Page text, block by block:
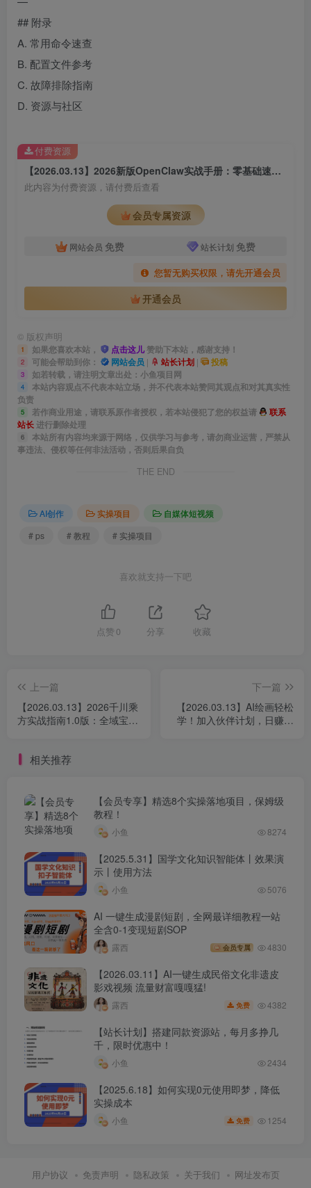
## 附录
A. 常用命令速查
B. 配置文件参考
C. 故障排除指南
D. 资源与社区
【2026.03.13】2026新版OpenClaw实战手册：零基础速成高手，本地安装与国内优化全攻略，解锁多样玩法一站式指南
此内容为付费资源，请付费后查看
会员专属资源
网站会员 免费 站长计划 免费
您暂无购买权限，请先开通会员
开通会员
付费资源
© 版权声明
1 如果您喜欢本站， 点击这儿赞助下本站，感谢支持！
2 可能会帮助到你： 网站会员 | 站长计划 | 投稿
3 如若转载，请注明文章出处：小鱼项目网
4
本站内容观点不代表本站立场，并不代表本站赞同其观点和对其真实性
负责
5 若作商业用途，请联系原作者授权，若本站侵犯了您的权益请
联系
站长进行删除处理
6
本站所有内容均来源于网络，仅供学习与参考，请勿商业运营，严禁从
事违法、侵权等任何非法活动，否则后果自负
THE END
AI创作 实操项目
自媒体短视频
# ps
# 教程 # 实操项目
喜欢就支持一下吧
点赞 0 分享 收藏
上一篇
【2026.03.13】2026千川乘
方实战指南1.0版：全域宝典
松撬动高回报
下一篇
【2026.03.13】AI绘画轻松
学！加入伙伴计划，日赚六
相关推荐
【会员专享】精选8个实操落地项目，保姆级
教程！
小鱼 8274
【2025.5.31】国学文化知识智能体丨效果演
示丨使用方法
小鱼 5076
AI 一键生成漫剧短剧，全网最详细教程一站
全含0-1变现短剧SOP
露西 会员专属 4830
【2026.03.11】AI一键生成民俗文化非遗皮
影戏视频 流量财富嘎嘎猛!
露西 免费 4382
【站长计划】搭建同款资源站，每月多挣几
千，限时优惠中！
小鱼 2434
【2025.6.18】如何实现0元使用即梦，降低
实操成本
小鱼 免费 1254
用户协议 免责声明 隐私政策 关于我们 网址发布页